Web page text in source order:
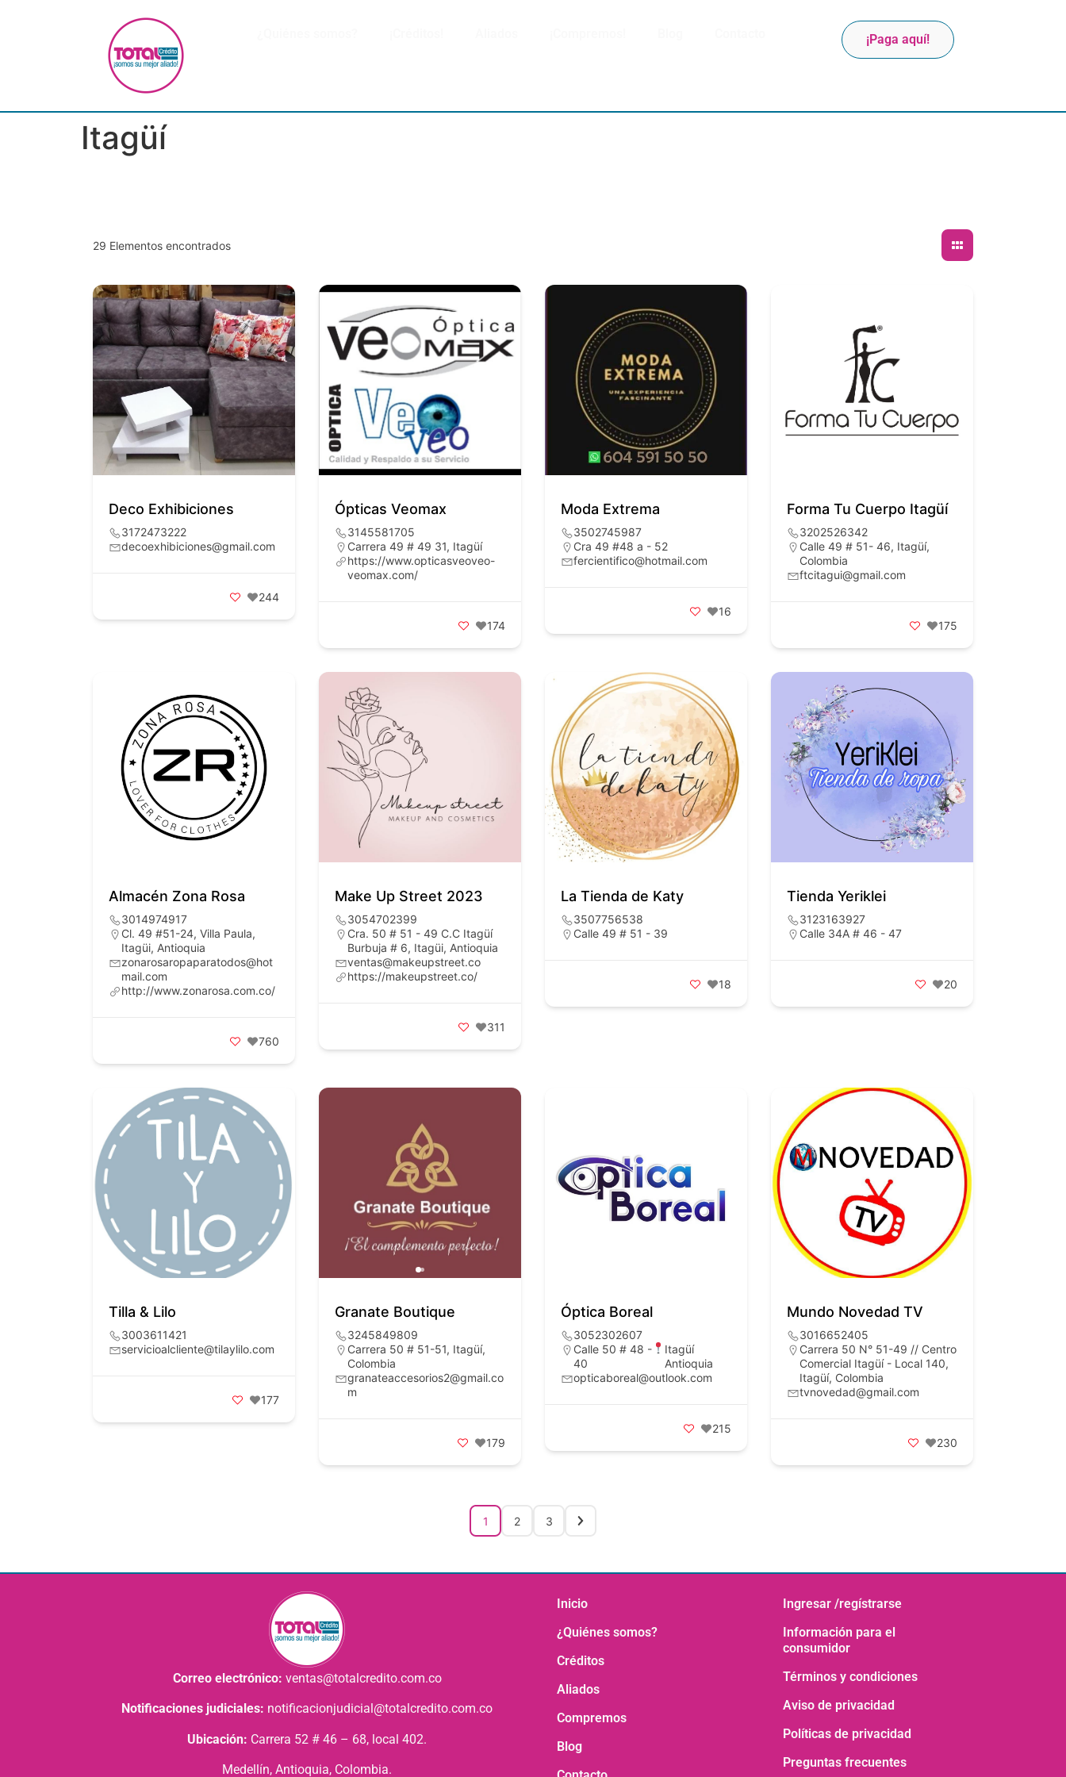
¡Paga aquí!
Itagüí
29 Elementos encontrados
Deco Exhibiciones
3172473222
decoexhibiciones@gmail.com
244
Ópticas Veomax
3145581705
Carrera 49 # 49 31, Itagüí
https://www.opticasveoveo-
veomax.com/
174
Moda Extrema
3502745987
Cra 49 #48 a - 52
fercientifico@hotmail.com
16
Forma Tu Cuerpo Itagüí
3202526342
Calle 49 # 51- 46, Itagüí,
Colombia
ftcitagui@gmail.com
175
Almacén Zona Rosa
3014974917
Cl. 49 #51-24, Villa Paula,
Itagüi, Antioquia
zonarosaropaparatodos@hot
mail.com
http://www.zonarosa.com.co/
760
Make Up Street 2023
3054702399
Cra. 50 # 51 - 49 C.C Itagüí
Burbuja # 6, Itagüi, Antioquia
ventas@makeupstreet.co
https://makeupstreet.co/
311
La Tienda de Katy
3507756538
Calle 49 # 51 - 39
18
Tienda Yeriklei
3123163927
Calle 34A # 46 - 47
20
Tilla & Lilo
3003611421
servicioalcliente@tilaylilo.com
177
Granate Boutique
3245849809
Carrera 50 # 51-51, Itagüí,
Colombia
granateaccesorios2@gmail.co
m
179
Óptica Boreal
3052302607
Calle 50 # 48 -
40
Itagüí
Antioquia
opticaboreal@outlook.com
215
Mundo Novedad TV
3016652405
Carrera 50 N° 51-49 // Centro
Comercial Itagüí - Local 140,
Itagüí, Colombia
tvnovedad@gmail.com
230
1 2 3
Correo electrónico: ventas@totalcredito.com.co
Notificaciones judiciales: notificacionjudicial@totalcredito.com.co
Ubicación: Carrera 52 # 46 – 68, local 402.
Medellín, Antioquia, Colombia.
Inicio
¿Quiénes somos?
Créditos
Aliados
Compremos
Blog
Ingresar /regístrarse
Información para el
consumidor
Términos y condiciones
Aviso de privacidad
Políticas de privacidad
Preguntas frecuentes